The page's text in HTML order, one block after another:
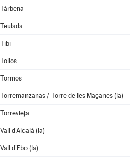
Tàrbena
Teulada
Tibi
Tollos
Tormos
Torremanzanas / Torre de les Maçanes (la)
Torrevieja
Vall d'Alcalà (la)
Vall d'Ebo (la)